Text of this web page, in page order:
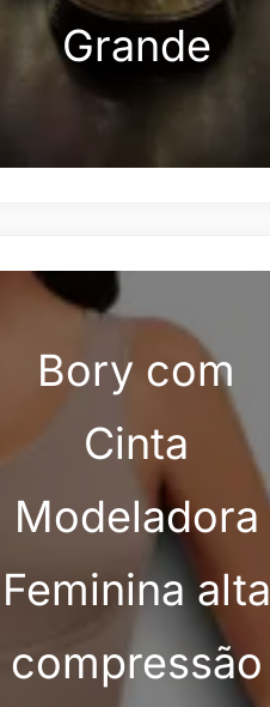
Grande
Bory com
Cinta
Modeladora
Feminina alta
compressão